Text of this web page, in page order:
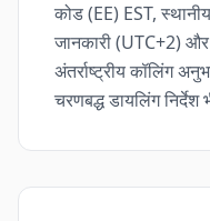
कोड (EE) EST,
जानकारी (UTC+2)
अंतर्राष्ट्रीय कॉलिंग
चरणबद्ध डायलिंग निर्देश